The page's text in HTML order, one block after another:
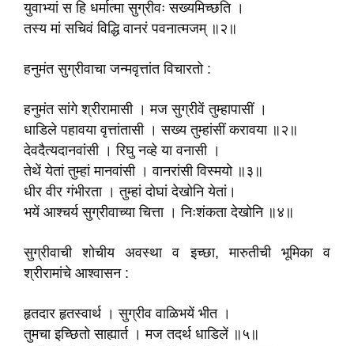
युवाभ्यां स हि धर्मात्मा सुग्रीवः सख्यमिच्छति ।
तस्य मां सचिवं विद्धि वानरं पवनात्मजम् ॥२॥
हनुमंत सुग्रीवाचा जन्मवृत्तांत विचारतो :
हनुमंत सांगे श्रीरामासी । मज सुग्रीवें तुम्हापासीं ।
धाडिले पहावया वृत्तांतासी । सख्य तुम्हांसीं करावया ॥२॥
देवदैत्यदानवांसी । रिघु नव्हे या वनासी ।
तेथें येतां तुम्हां मानवांसी । वानरांसी विस्मयो ॥३॥
धीर वीर गंभीरता । तुम्हां दोघां देखोनि येतां।
भयें आश्चर्य सुग्रीवाच्या चित्ता । निःशंकता देखोनि ॥४॥
सुग्रीवाची शोचीय अवस्था व इच्छा, मारुतीची भूमिका व
श्रीरामांचे आश्वासन :
हृतदार हृतस्वार्थ । सुग्रीव वाळिभयें भीत ।
तुमचा इच्छितो साह्यार्त । मज तदर्थ धाडिलें ॥५॥